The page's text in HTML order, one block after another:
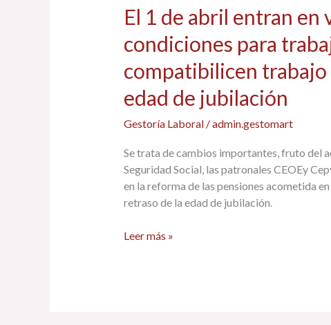
El 1 de abril entran
condiciones para
compatibilicen trabajo
edad de jubilación
Gestoría Laboral/admin.gestomart
Se trata de cambios importantes, fruto del
Seguridad Social, las patronales CEOEy
en la reforma de las pensiones acometida
retraso de la edad de jubilación.
El
1
de
entran
en
vigor
los
y
condiciones
para
trabajadores
compatibilicen
Leer más »